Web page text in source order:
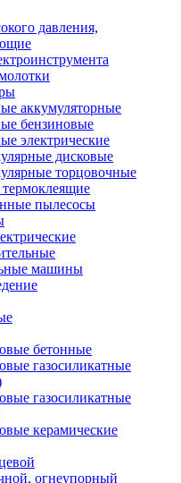
давления,
аккумуляторные
бензиновые
электрические
дисковые
торцовочные
пылесосы
машины
бетонные
газосиликатные
газосиликатные
керамические
огнеупорный